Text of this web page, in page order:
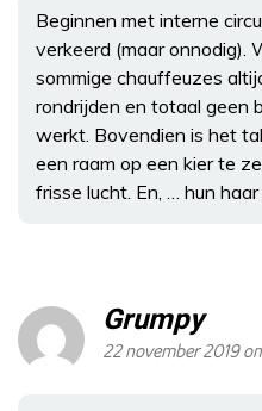
Beginnen met interne
verkeerd (maar onnodig).
sommige chauffeuzes
rondrijden en totaal geen
werkt. Bovendien is het
een raam op een kier te
frisse lucht. En, … hun
Grumpy
22 november 2019